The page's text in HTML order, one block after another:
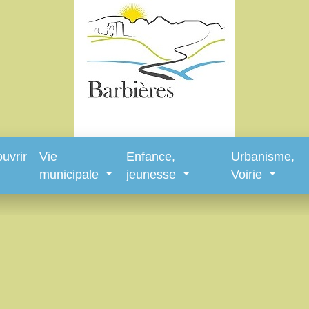
Vie
municipale
Enfance,
jeunesse
Urbanisme,
Voirie